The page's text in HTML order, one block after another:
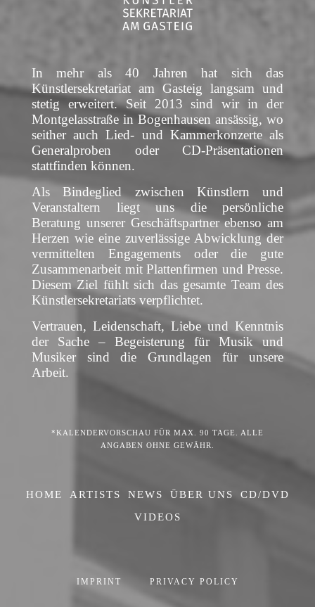
In mehr als 40 Jahren hat sich das
Künstlersekretariat am Gasteig langsam und
stetig erweitert. Seit 2013 sind wir in der
Montgelasstraße in Bogenhausen ansässig, wo
seither auch Lied- und Kammerkonzerte als
Generalproben oder CD-Präsentationen
stattfinden können.
Als Bindeglied zwischen Künstlern und
Veranstaltern liegt uns die persönliche
Beratung unserer Geschäftspartner ebenso am
Herzen wie eine zuverlässige Abwicklung der
vermittelten Engagements oder die gute
Zusammenarbeit mit Plattenfirmen und Presse.
Diesem Ziel fühlt sich das gesamte Team des
Künstlersekretariats verpflichtet.
Vertrauen, Leidenschaft, Liebe und Kenntnis
der Sache – Begeisterung für Musik und
Musiker sind die Grundlagen für unsere
Arbeit.
*KALENDERVORSCHAU FÜR MAX. 90 TAGE. ALLE
ANGABEN OHNE GEWÄHR.
HOME ARTISTS NEWS ÜBER UNS
CD/DVD
VIDEOS
IMPRINT PRIVACY POLICY